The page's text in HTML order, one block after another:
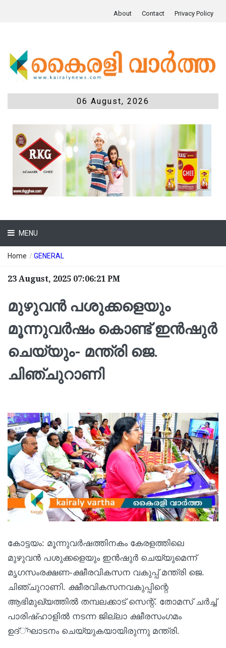
About Contact Privacy Policy
06 August, 2026
MENU
Home / GENERAL
23 August, 2025 07:06:21 PM
മുഴുവൻ പശുക്കളെയും
മൂന്നുവർഷം കൊണ്ട് ഇൻഷുർ
ചെയ്യും- മന്ത്രി ജെ.
ചിഞ്ചുറാണി
കോട്ടയം: മൂന്നുവർഷത്തിനകം കേരളത്തിലെ
മുഴുവൻ പശുക്കളെയും ഇൻഷുർ ചെയ്യുമെന്ന്
മൃഗസംരക്ഷണ-ക്ഷീരവികസന വകുപ്പ് മന്ത്രി ജെ.
ചിഞ്ചുറാണി. ക്ഷീരവികസനവകുപ്പിന്റെ
ആഭിമുഖ്യത്തിൽ തമ്പലക്കാട് സെന്റ്. തോമസ് ചർച്ച്
പാരിഷ്ഹാളിൽ നടന്ന ജില്ലാ ക്ഷീരസംഗമം
ഉദ്്ഘാടനം ചെയ്യുകയായിരുന്നു മന്ത്രി.